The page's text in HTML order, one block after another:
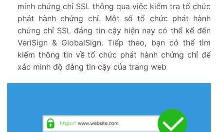
minh chứng chỉ SSL thông qua việc kiểm tra tổ chức
phát hành chứng chỉ. Một số tổ chức phát hành
chứng chỉ SSL đáng tin cậy hiện nay có thể kể đến
VeriSign & GlobalSign. Tiếp theo, bạn có thể tìm
kiếm thông tin về tổ chức phát hành chứng chỉ để
xác minh độ đáng tin cậy của trang web